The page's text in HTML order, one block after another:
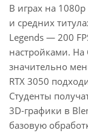
В играх на 1080p
и средних
Legends — 200
настройками. На
значительно
RTX 3050
Студенты
3D-графики в
базовую